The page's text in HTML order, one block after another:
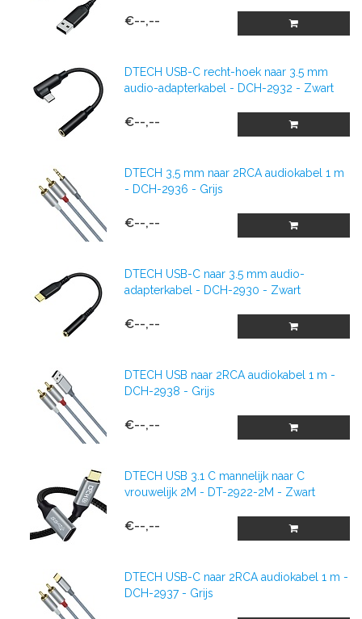
€--,--
DTECH USB-C recht-hoek naar 3.5 mm
audio-adapterkabel - DCH-2932 - Zwart
€--,--
DTECH 3,5 mm naar 2RCA audiokabel 1 m
- DCH-2936 - Grijs
€--,--
DTECH USB-C naar 3.5 mm audio-
adapterkabel - DCH-2930 - Zwart
€--,--
DTECH USB naar 2RCA audiokabel 1 m -
DCH-2938 - Grijs
€--,--
DTECH USB 3.1 C mannelijk naar C
vrouwelijk 2M - DT-2922-2M - Zwart
€--,--
DTECH USB-C naar 2RCA audiokabel 1 m -
DCH-2937 - Grijs